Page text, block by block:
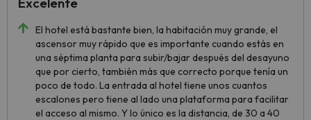
El hotel está bastante bien, la habitación muy grande, el
ascensor muy rápido que es importante cuando estás en
una séptima planta para subir/bajar después del desayuno
que por cierto, también más que correcto porque tenía un
poco de todo. La entrada al hotel tiene unos cuantos
escalones pero tiene al lado una plataforma para facilitar
el acceso al mismo. Y lo único es la distancia, de 30 a 40